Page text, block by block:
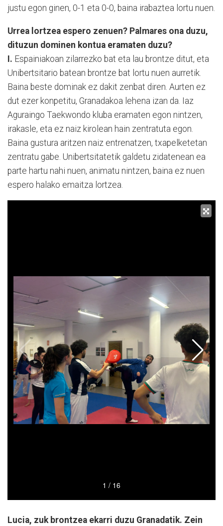
justu egon ginen, 0-1 eta 0-0, baina irabaztea lortu nuen.
Urrea lortzea espero zenuen? Palmares ona duzu,
dituzun dominen kontua eramaten duzu?
I. Espainiakoan zilarrezko bat eta lau brontze ditut, eta
Unibertsitario batean brontze bat lortu nuen aurretik.
Baina beste dominak ez dakit zenbat diren. Aurten ez
dut ezer konpetitu, Granadakoa lehena izan da. Iaz
Aguraingo Taekwondo kluba eramaten egon nintzen,
irakasle, eta ez naiz kirolean hain zentratuta egon.
Baina gustura aritzen naiz entrenatzen, txapelketetan
zentratu gabe. Unibertsitatetik galdetu zidatenean ea
parte hartu nahi nuen, animatu nintzen, baina ez nuen
espero halako emaitza lortzea.
Lucia, zuk brontzea ekarri duzu Granadatik. Zein